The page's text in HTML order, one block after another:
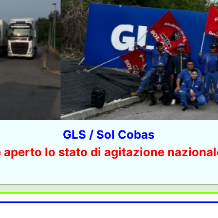
GLS / Sol Cobas
aperto lo stato di agitazione